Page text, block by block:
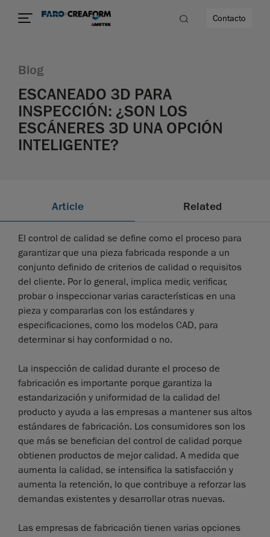
Contacto
Blog
ESCANEADO 3D PARA
INSPECCIÓN: ¿SON LOS
ESCÁNERES 3D UNA OPCIÓN
INTELIGENTE?
Article Related
El control de calidad se define como el proceso para
garantizar que una pieza fabricada responde a un
conjunto definido de criterios de calidad o requisitos
del cliente. Por lo general, implica medir, verificar,
probar o inspeccionar varias características en una
pieza y compararlas con los estándares y
especificaciones, como los modelos CAD, para
determinar si hay conformidad o no.
La inspección de calidad durante el proceso de
fabricación es importante porque garantiza la
estandarización y uniformidad de la calidad del
producto y ayuda a las empresas a mantener sus altos
estándares de fabricación. Los consumidores son los
que más se benefician del control de calidad porque
obtienen productos de mejor calidad. A medida que
aumenta la calidad, se intensifica la satisfacción y
aumenta la retención, lo que contribuye a reforzar las
demandas existentes y desarrollar otras nuevas.
Las empresas de fabricación tienen varias opciones